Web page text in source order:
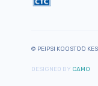
© PEIPSI KOOSTÖÖ
DESIGNED BY CAMO